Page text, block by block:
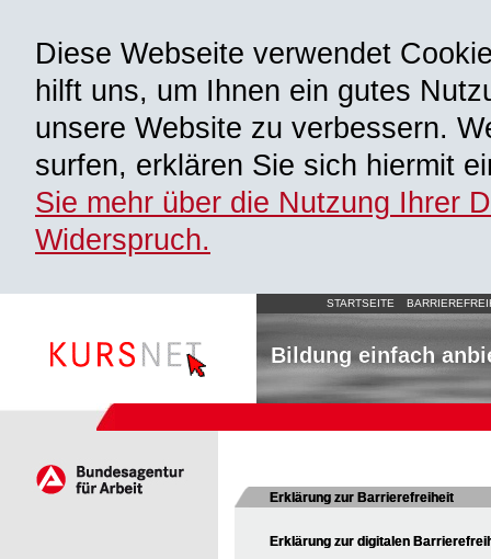
Diese Webseite verwendet
hilft uns, um Ihnen ein gutes
unsere Website zu verbessern.
surfen, erklären Sie sich hiermit
Sie mehr über die Nutzung Ihrer
Widerspruch.
STARTSEITE
Bildung einfach
Erklärung zur Barrierefreiheit
Erklärung zur digitalen